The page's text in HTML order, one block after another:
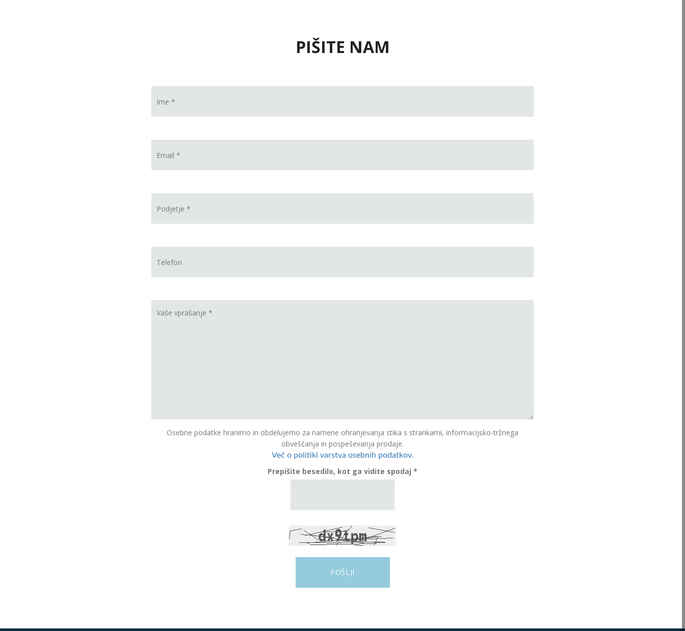
PIŠITE NAM
Osebne podatke hranimo in obdelujemo za namene ohranjevanja stika s strankami, informacijsko-tržnega
obveščanja in pospeševanja prodaje.
Več o politiki varstva osebnih podatkov.
Prepišite besedilo, kot ga vidite spodaj *